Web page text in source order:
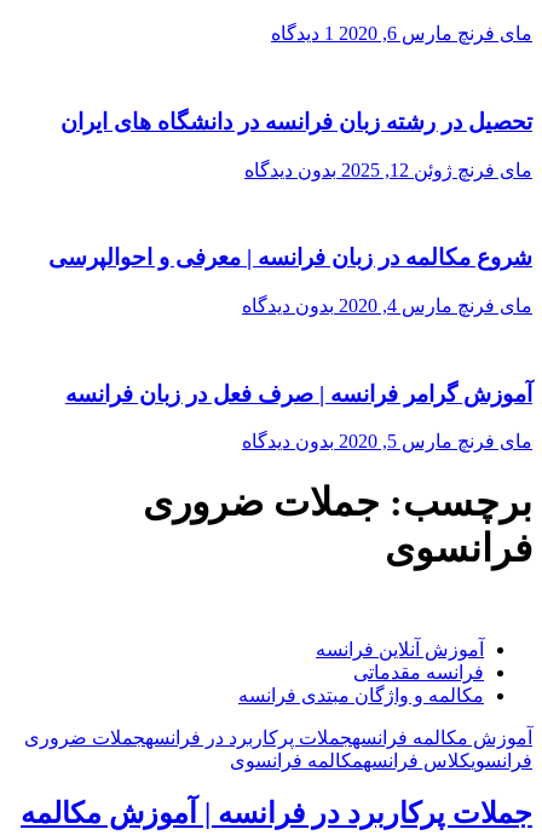
مای فرنچ مارس 6, 2020 1 دیدگاه
تحصیل در رشته زبان فرانسه در دانشگاه های ایران
مای فرنچ ژوئن 12, 2025 بدون دیدگاه
شروع مکالمه در زبان فرانسه | معرفی و احوالپرسی
مای فرنچ مارس 4, 2020 بدون دیدگاه
آموزش گرامر فرانسه | صرف فعل در زبان فرانسه
مای فرنچ مارس 5, 2020 بدون دیدگاه
برچسب: جملات ضروری
فرانسوی
آموزش آنلاین فرانسه
فرانسه مقدماتی
مکالمه و واژگان مبتدی فرانسه
آموزش مکالمه فرانسهجملات پرکاربرد در فرانسهجملات ضروری
فرانسویکلاس فرانسهمکالمه فرانسوی
جملات پرکاربرد در فرانسه | آموزش مکالمه